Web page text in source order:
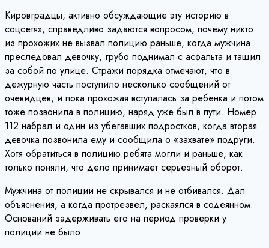
Кировградцы, активно обсуждающие эту историю в
соцсетях, справедливо задаются вопросом, почему никто
из прохожих не вызвал полицию раньше, когда мужчина
преследовал девочку, грубо поднимал с асфальта и тащил
за собой по улице. Стражи порядка отмечают, что в
дежурную часть поступило несколько сообщений от
очевидцев, и пока прохожая вступалась за ребенка и потом
тоже позвонила в полицию, наряд уже был в пути. Номер
112 набрал и один из убегавших подростков, когда вторая
девочка позвонила ему и сообщила о «захвате» подруги.
Хотя обратиться в полицию ребята могли и раньше, как
только поняли, что дело принимает серьезный оборот.
Мужчина от полиции не скрывался и не отбивался. Дал
объяснения, а когда протрезвел, раскаялся в содеянном.
Оснований задерживать его на период проверки у
полиции не было.